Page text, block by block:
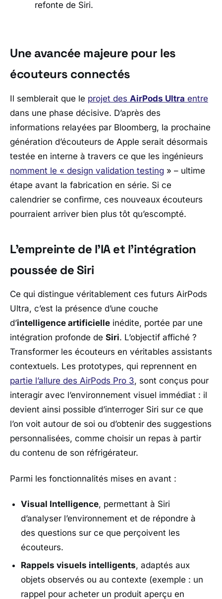
refonte de Siri.
Une avancée majeure pour les
écouteurs connectés
Il semblerait que le projet des AirPods Ultra entre
dans une phase décisive. D’après des
informations relayées par Bloomberg, la prochaine
génération d’écouteurs de Apple serait désormais
testée en interne à travers ce que les ingénieurs
nomment le « design validation testing » – ultime
étape avant la fabrication en série. Si ce
calendrier se confirme, ces nouveaux écouteurs
pourraient arriver bien plus tôt qu’escompté.
L’empreinte de l’IA et l’intégration
poussée de Siri
Ce qui distingue véritablement ces futurs AirPods
Ultra, c’est la présence d’une couche
d’intelligence artificielle inédite, portée par une
intégration profonde de Siri. L’objectif affiché ?
Transformer les écouteurs en véritables assistants
contextuels. Les prototypes, qui reprennent en
partie l’allure des AirPods Pro 3, sont conçus pour
interagir avec l’environnement visuel immédiat : il
devient ainsi possible d’interroger Siri sur ce que
l’on voit autour de soi ou d’obtenir des suggestions
personnalisées, comme choisir un repas à partir
du contenu de son réfrigérateur.
Parmi les fonctionnalités mises en avant :
Visual Intelligence, permettant à Siri
d’analyser l’environnement et de répondre à
des questions sur ce que perçoivent les
écouteurs.
Rappels visuels intelligents, adaptés aux
objets observés ou au contexte (exemple : un
rappel pour acheter un produit aperçu en